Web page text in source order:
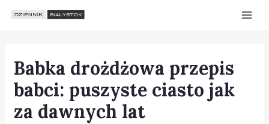
Main
Babka drożdżowa przepis
babci: puszyste ciasto jak
za dawnych lat